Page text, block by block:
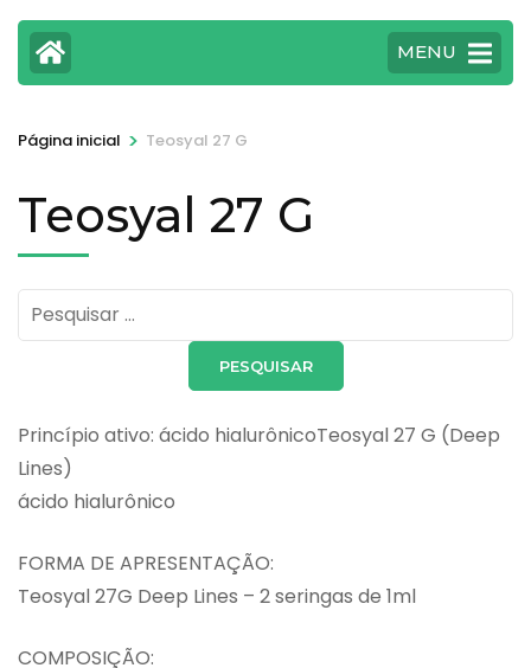
MENU
Página inicial > Teosyal 27 G
Teosyal 27 G
Pesquisar
por:
Princípio ativo: ácido hialurônicoTeosyal 27 G (Deep
Lines)
ácido hialurônico
FORMA DE APRESENTAÇÃO:
Teosyal 27G Deep Lines – 2 seringas de 1ml
COMPOSIÇÃO: